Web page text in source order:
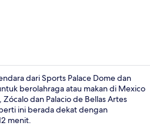
dari Sports Palace Dome dan
berolahraga atau makan di Mexico
dan Palacio de Bellas Artes
ini berada dekat dengan
menit.